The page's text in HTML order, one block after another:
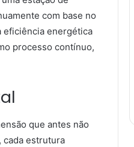
com base no
eficiência energética
processo contínuo,
que antes não
cada estrutura